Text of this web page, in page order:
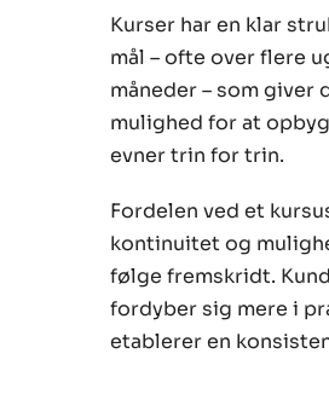
Kurser har en klar
mål – ofte over flere
måneder – som giver
mulighed for at
evner trin for trin.
Fordelen ved et
kontinuitet og
følge fremskridt.
fordyber sig mere i
etablerer en